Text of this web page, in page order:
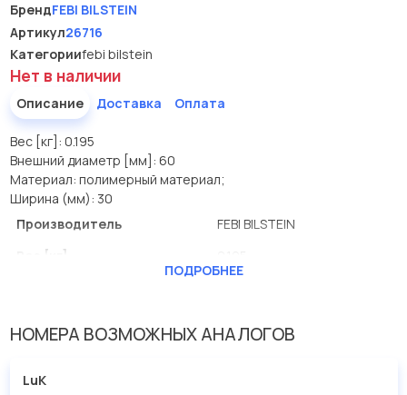
БрендFEBI BILSTEIN
Артикул26716
Категорииfebi bilstein
Нет в наличии
Описание Доставка Оплата
Вес [кг]: 0.195
Внешний диаметр [мм]: 60
Материал: полимерный материал;
Ширина (мм): 30
Производитель
FEBI BILSTEIN
Вес [кг]
ПОДРОБНЕЕ
НОМЕРА ВОЗМОЖНЫХ АНАЛОГОВ
LuK